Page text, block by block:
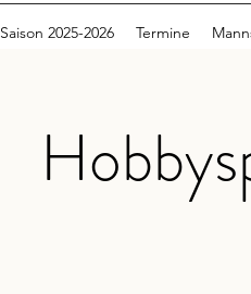
Saison 2025-2026 Termine